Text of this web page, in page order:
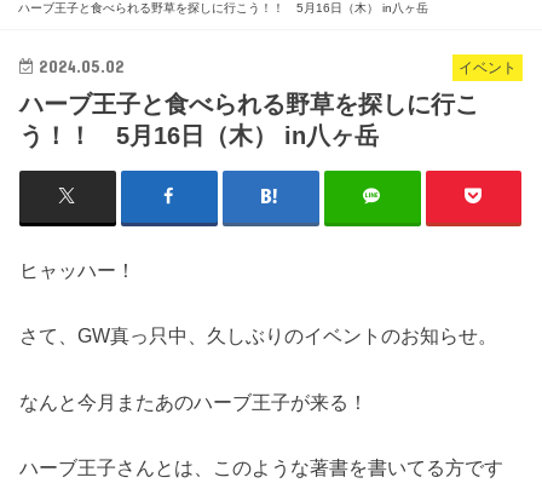
ハーブ王子と食べられる野草を探しに行こう！！ 5月16日（木） in八ヶ岳
イベント
2024.05.02
ハーブ王子と食べられる野草を探しに行こ
う！！ 5月16日（木） in八ヶ岳
ヒャッハー！
さて、GW真っ只中、久しぶりのイベントのお知らせ。
なんと今月またあのハーブ王子が来る！
ハーブ王子さんとは、このような著書を書いてる方です